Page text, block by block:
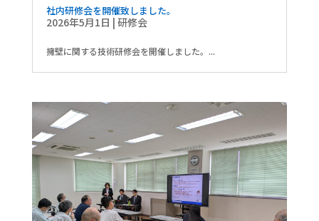
社内研修会を開催致しました。
2026年5月1日 | 研修会
擁壁に関する技術研修会を開催しました。...